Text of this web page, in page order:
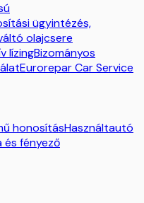
ügyintézés,
olajcsere
lízingBizományos
Eurorepar Car Service
honosításHasználtautó
és fényező